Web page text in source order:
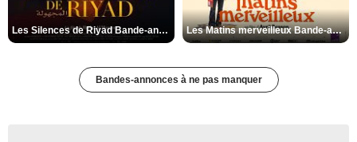
Les Silences de Riyad Bande-annonce VO STFR Les Matins merveilleux Bande-annonce VF
Bandes-annonces à ne pas manquer